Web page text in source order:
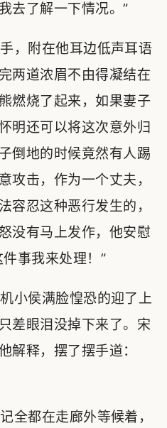
去了解一下情况。”
，附在他耳边低声耳语
两道浓眉不由得凝结在
燃烧了起来，如果妻子
明还可以将这次意外归
倒地的时候竟然有人踢
攻击，作为一个丈夫，
容忍这种恶行发生的，
没有马上发作，他安慰
事我来处理！”
小侯满脸惶恐的迎了上
差眼泪没掉下来了。宋
解释，摆了摆手道：
全都在走廊外等候着，